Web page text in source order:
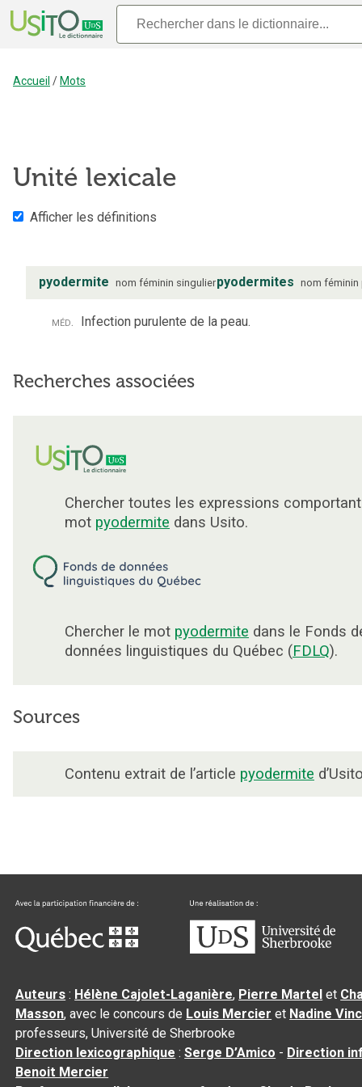
Accueil / Mots
Unité lexicale
Afficher les définitions
pyodermite nom féminin singulierpyodermites nom féminin
méd. Infection purulente de la peau.
Recherches associées
Chercher toutes les expressions
mot pyodermite dans Usito.
Chercher le mot pyodermite dans le Fonds
données linguistiques du Québec (FDLQ).
Sources
Contenu extrait de l’article pyodermite
Auteurs : Hélène Cajolet-Laganière, Pierre Martel et
Masson, avec le concours de Louis Mercier et Nadine
professeurs, Université de Sherbrooke
Direction lexicographique :Serge D’Amico - Direction
Benoit Mercier